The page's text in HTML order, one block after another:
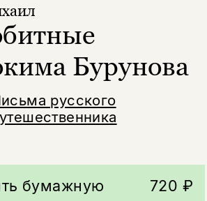
русского
Бурунова
бумажную 720 ₽